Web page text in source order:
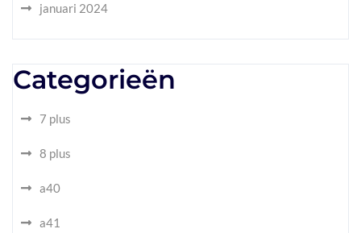
januari 2024
Categorieën
7 plus
8 plus
a40
a41